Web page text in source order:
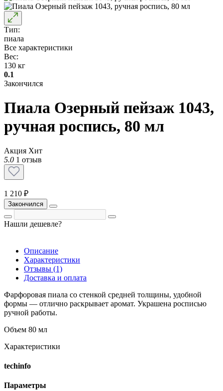
Тип:
пиала
Все характеристики
Вес:
130 кг
0.1
Закончился
Пиала Озерный пейзаж 1043,
ручная роспись, 80 мл
Акция Хит
5.0 1 отзыв
1 210 ₽
Закончился
Нашли дешевле?
Описание
Характеристики
Отзывы (1)
Доставка и оплата
Фарфоровая пиала со стенкой средней толщины, удобной
формы — отлично раскрывает аромат. Украшена росписью
ручной работы.
Объем 80 мл
Характеристики
techinfo
Параметры